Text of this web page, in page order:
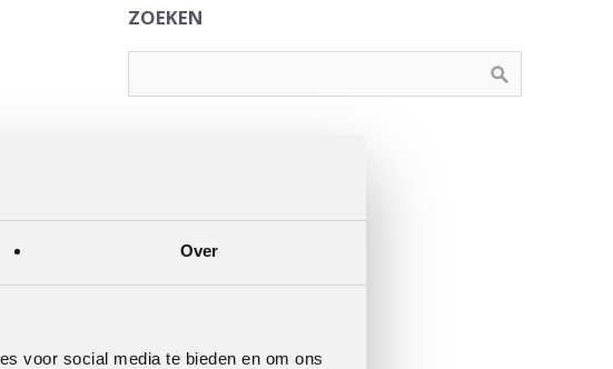
Over
voor social media te bieden en om ons
ZOEKEN